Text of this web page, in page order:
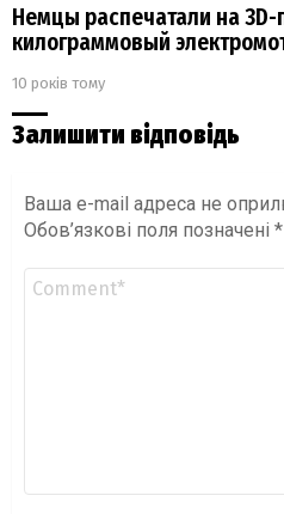
Немцы распечатали на 3D-
килограммовый
10 років тому
Залишити відповідь
Ваша e-mail адреса не
Обов’язкові поля позначені *